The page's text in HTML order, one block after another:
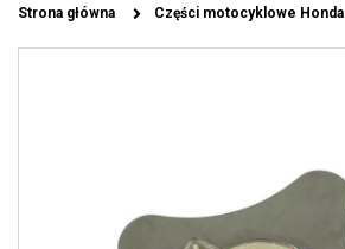
Strona główna Części motocyklowe Honda